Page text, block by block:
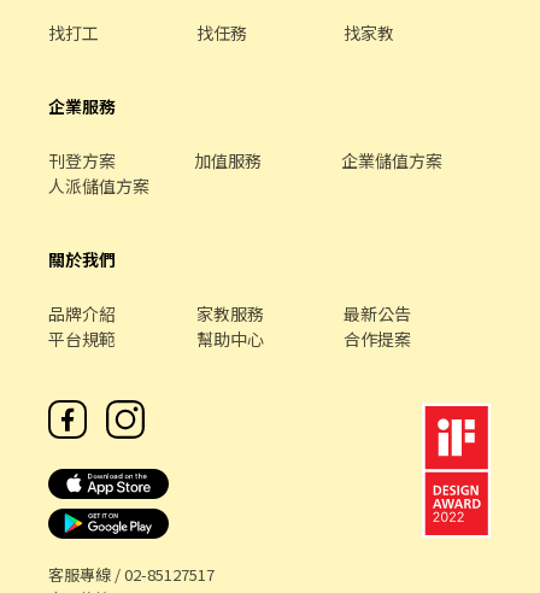
找打工 找任務 找家教
企業服務
刊登方案 加值服務
企業儲值方案
人派儲值方案
關於我們
品牌介紹 家教服務
最新公告
平台規範
幫助中心 合作提案
客服專線 /02-85127517